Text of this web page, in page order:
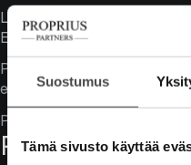
Suostumus
Tämä sivusto käyttää
Latina-suomi-sanakirja,
Erityinen, luonteenomainen,
Pro (eng.) = ammattilainen,
etu.
Prius (lat.) = aikaisemmin,
Partners